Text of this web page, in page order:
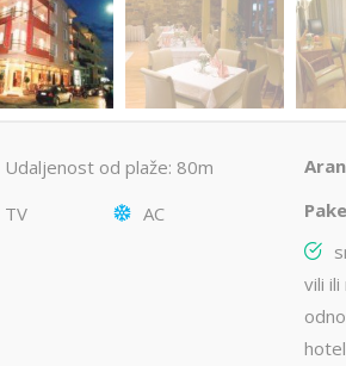
Udaljenost od plaže: 80m
TV
AC
vili